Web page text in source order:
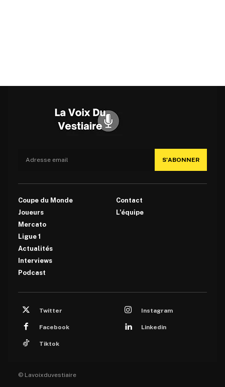
S'ABONNER
Coupe du Monde
Joueurs
Mercato
Ligue 1
Actualités
Interviews
Podcast
Contact
L’équipe
Twitter Instagram
Facebook Linkedin
Tiktok
© Lavoixduvestiaire